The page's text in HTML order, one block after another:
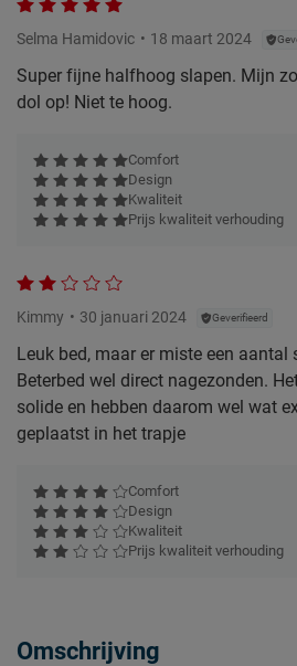
Selma Hamidovic 18 maart 2024
Super fijne halfhoog slapen. Mijn
dol op! Niet te hoog.
Comfort
Design
Kwaliteit
Prijs kwaliteit verhouding
Kimmy 30 januari 2024 Geverifieerd
Leuk bed, maar er miste een aantal
Beterbed wel direct nagezonden.
solide en hebben daarom wel wat
geplaatst in het trapje
Comfort
Design
Kwaliteit
Prijs kwaliteit verhouding
Omschrijving